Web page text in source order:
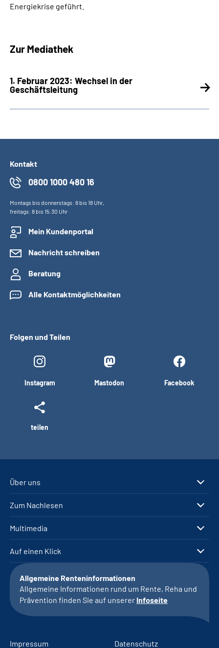
Energiekrise geführt.
Zur Mediathek
1. Februar 2023: Wechsel in der
Geschäftsleitung
Kontakt
0800 1000 480 16
Montags bis donnerstags: 8 bis 18 Uhr,
freitags: 8 bis 15:30 Uhr
Mein Kundenportal
Nachricht schreiben
Beratung
Alle Kontaktmöglichkeiten
Folgen und Teilen
Instagram Mastodon Facebook
teilen
Über uns
Zum Nachlesen
Multimedia
Auf einen Klick
Allgemeine Renteninformationen
Allgemeine Informationen rund um Rente, Reha und
Prävention finden Sie auf unserer Infoseite
Impressum Datenschutz